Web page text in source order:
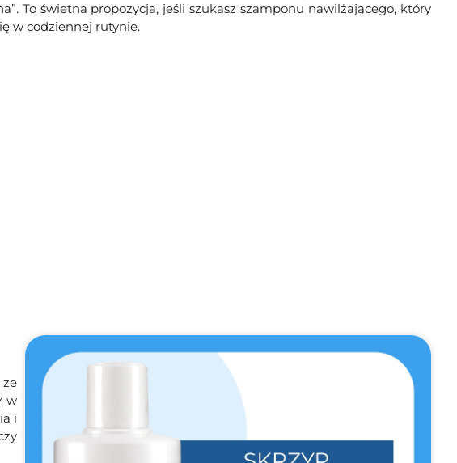
To świetna propozycja, jeśli szukasz szamponu nawilżającego, który
w codziennej rutynie.
ze
w
i